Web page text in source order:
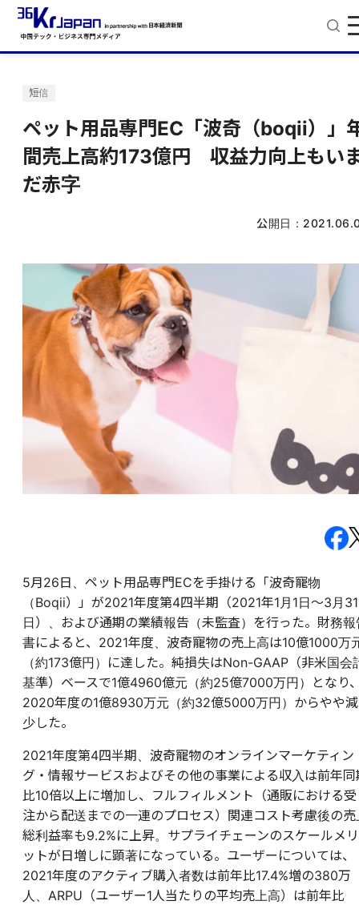
短信
ペット用品専門EC「波奇（boqii）」
間売上高約173億円 収益力向上もい
だ赤字
公開日：
5月26日、ペット用品専門ECを手掛ける「波奇寵物
（Boqii）」が2021年度第4四半期（2021年1月1日～3月31
日）、および通期の業績報告（未監査）を行った。財務報
書によると、2021年度、波奇寵物の売上高は10億1000万
（約173億円）に達した。純損失はNon-GAAP（非米国会
基準）ベースで1億4960億元（約25億7000万円）となり
2020年度の1億8930万元（約32億5000万円）からやや減
少した。
2021年度第4四半期、波奇寵物のオンラインマーケティン
グ・情報サービスおよびその他の事業による収入は前年同
比10倍以上に増加し、フルフィルメント（通販における受
注から配送までの一連のプロセス）関連コスト考慮後の売
総利益率も9.2%に上昇。サプライチェーンのスケールメリ
ットが日増しに顕著になっている。ユーザーについては、
2021年度のアクティブ購入者数は前年比17.4%増の380万
人、ARPU（ユーザー1人当たりの平均売上高）は前年比